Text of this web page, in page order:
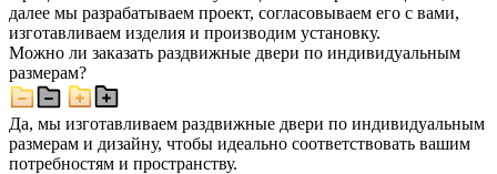
далее мы разрабатываем проект, согласовываем его с вами,
изготавливаем изделия и производим установку.
Можно ли заказать раздвижные двери по индивидуальным
размерам?
Да, мы изготавливаем раздвижные двери по индивидуальным
размерам и дизайну, чтобы идеально соответствовать вашим
потребностям и пространству.